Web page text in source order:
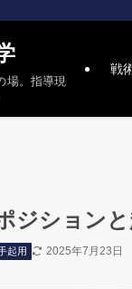
場。指導現
戦
ジション
起用 2025年7月23日